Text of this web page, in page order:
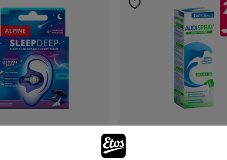
99
toevoegen